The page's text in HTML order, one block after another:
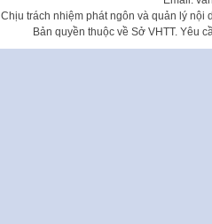
Chịu trách nhiệm phát ngôn và quản lý nội
Bản quyền thuộc về Sở VHTT. Yêu